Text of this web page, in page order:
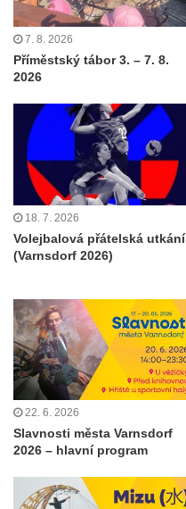
7. 8. 2026
Příměstský tábor 3. – 7. 8.
2026
18. 7. 2026
Volejbalová přátelská utkání
(Varnsdorf 2026)
22. 6. 2026
Slavnosti města Varnsdorf
2026 – hlavní program